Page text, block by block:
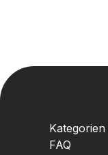
Kategorien
FAQ